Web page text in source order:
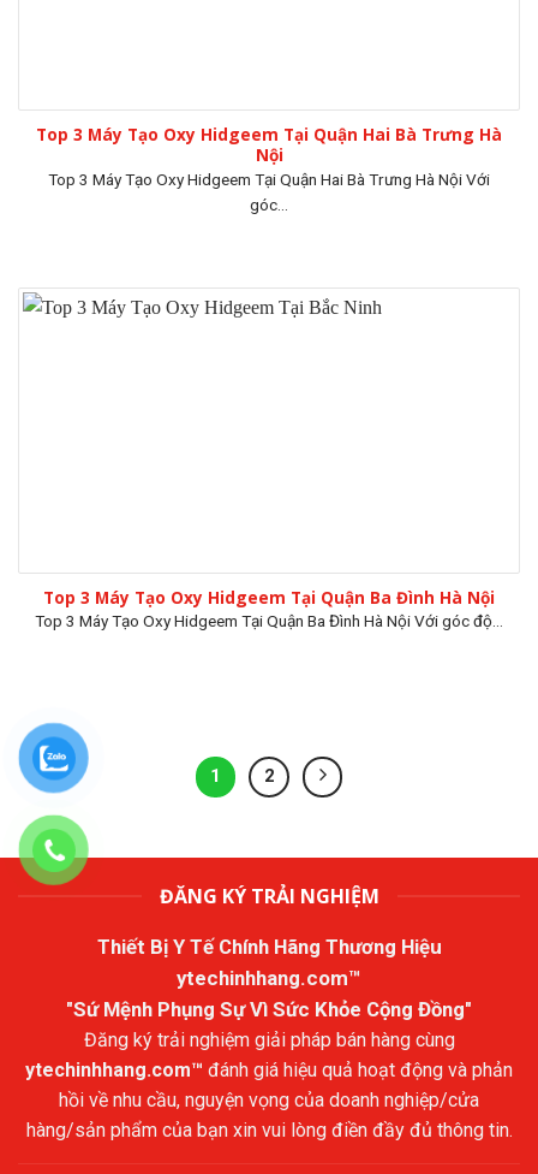
Top 3 Máy Tạo Oxy Hidgeem Tại Quận Hai Bà Trưng Hà
Nội
Top 3 Máy Tạo Oxy Hidgeem Tại Quận Hai Bà Trưng Hà Nội Với
góc...
Top 3 Máy Tạo Oxy Hidgeem Tại Quận Ba Đình Hà Nội
Top 3 Máy Tạo Oxy Hidgeem Tại Quận Ba Đình Hà Nội Với góc độ...
1 2
ĐĂNG KÝ TRẢI NGHIỆM
Thiết Bị Y Tế Chính Hãng Thương Hiệu
ytechinhhang.com™
"Sứ Mệnh Phụng Sự Vì Sức Khỏe Cộng Đồng"
Đăng ký trải nghiệm giải pháp bán hàng cùng
ytechinhhang.com™ đánh giá hiệu quả hoạt động và phản
hồi về nhu cầu, nguyện vọng của doanh nghiệp/cửa
hàng/sản phẩm của bạn xin vui lòng điền đầy đủ thông tin.